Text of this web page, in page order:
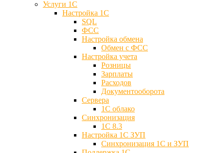
Услуги 1С
Настройка 1С
SQL
ФСС
Настройка обмена
Обмен с ФСС
Настройка учета
Розницы
Зарплаты
Расходов
Документооборота
Сервера
1С облако
Синхронизация
1С 8.3
Настройка 1С ЗУП
Синхронизация 1С и ЗУП